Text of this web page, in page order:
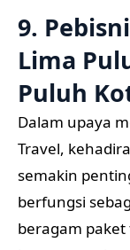
9.
Lima
Puluh
Dalam upaya
Travel,
semakin
berfungsi
beragam